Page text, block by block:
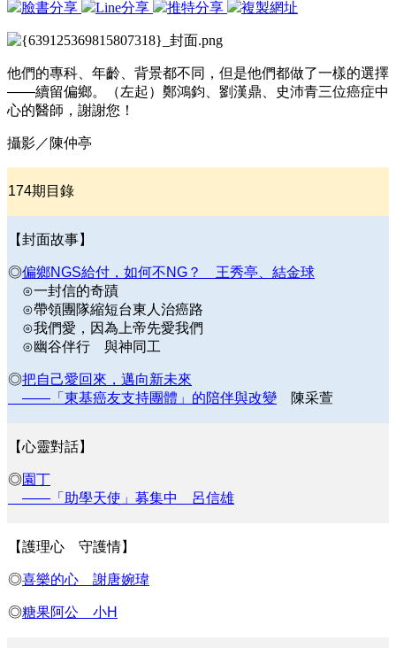
臉書分享 Line分享 推特分享 複製網址
他們的專科、年齡、背景都不同，但是他們都做了一樣的選擇
——續留偏鄉。（左起）鄭鴻鈞、劉漢鼎、史沛青三位癌症中
心的醫師，謝謝您！
攝影／陳仲亭
174期目錄
【封面故事】
◎偏鄉NGS給付，如何不NG？
王秀亭、結金球
⊙一封信的奇蹟
⊙帶領團隊縮短台東人治癌路
⊙我們愛，因為上帝先愛我們
⊙幽谷伴行 與神同工
◎把自己愛回來，邁向新未來
——「東基癌友支持團體」的陪伴與改變 陳采萱
【心靈對話】
◎園丁
——「助學天使」募集中
呂信雄
【護理心 守護情】
◎喜樂的心 謝唐婉瑋
◎糖果阿公 小H